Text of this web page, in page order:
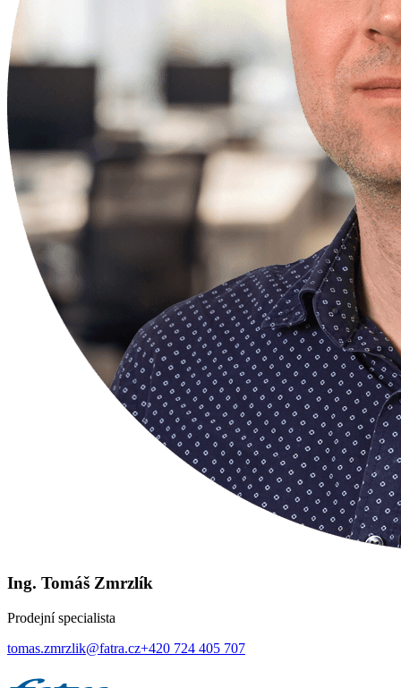
Ing. Tomáš Zmrzlík
Prodejní specialista
tomas.zmrzlik@fatra.cz+420 724 405 707